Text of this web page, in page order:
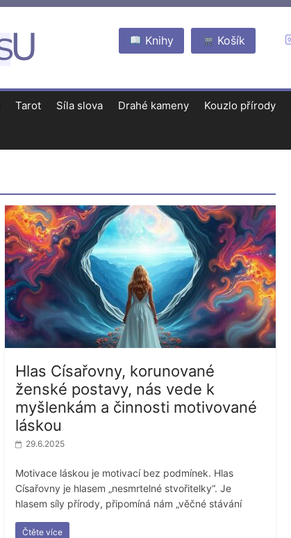
Košík
Knihy
Tarot Síla slova Drahé kameny Kouzlo přírody
Hlas Císařovny, korunované
ženské postavy, nás vede k
myšlenkám a činnosti motivované
láskou
29.6.2025
Motivace láskou je motivací bez podmínek. Hlas
Císařovny je hlasem „nesmrtelné stvořitelky“. Je
hlasem síly přírody, připomíná nám „věčné stávání
Čtěte více